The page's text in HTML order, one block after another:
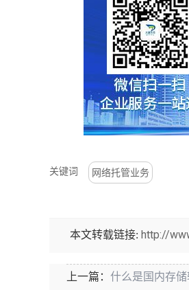
关键词 网络托管业务
本文转载链接: http://
上一篇： 什么是国内存